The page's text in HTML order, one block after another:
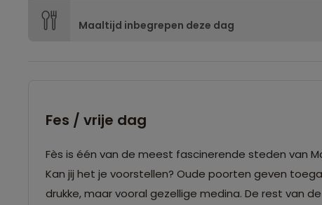
Maaltijd inbegrepen deze dag
Fes / vrije dag
Fès is één van de meest fascinerende steden van
Kan jij het je voorstellen? Oude poorten geven
drukke, maar vooral gezellige medina. De rest van